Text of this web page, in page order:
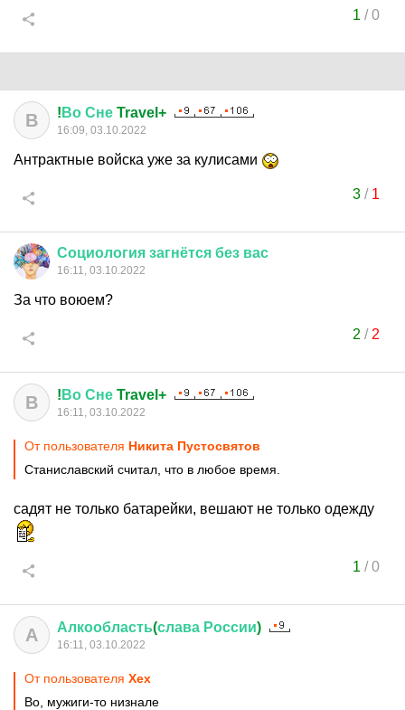
1 /0
В ! Во Сне Travel+
16:09, 03.10.2022
Антрактные войска уже за кулисами
3/ 1
Социология загнётся без вас
16:11, 03.10.2022
За что воюем?
2 / 2
В ! Во Сне Travel+
16:11, 03.10.2022
От пользователя Никита Пустосвятов
Станиславский считал, что в любое время.
садят не только батарейки, вешают не только одежду
1 /0
А Алкообласть(слава России)
16:11, 03.10.2022
От пользователя Хех
Во, мужиги-то низнале